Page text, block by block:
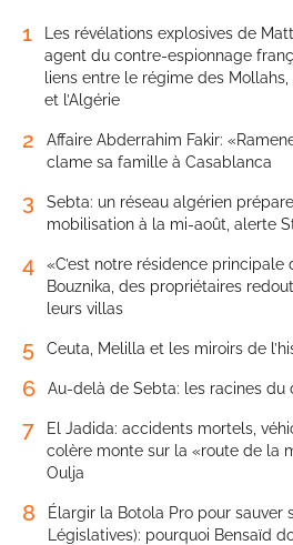
1
Les révélations explosives de
agent du contre-espionnage
liens entre le régime des
et l’Algérie
2
Affaire Abderrahim Fakir:
clame sa famille à Casablanca
3
Sebta: un réseau algérien
mobilisation à la mi-août, alerte
4
«C’est notre résidence principale
Bouznika, des propriétaires
leurs villas
5 Ceuta, Melilla et les miroirs de
6 Au-delà de Sebta: les racines du
7
El Jadida: accidents mortels,
colère monte sur la «route de la
Oulja
8
Élargir la Botola Pro pour sauver
Législatives): pourquoi Bensaïd